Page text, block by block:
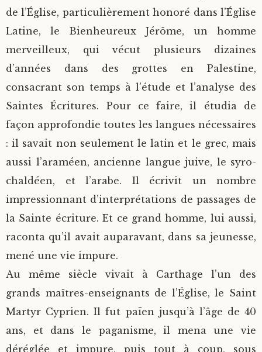
de l’Église, particulièrement honoré dans l’Église
Latine, le Bienheureux Jérôme, un homme
merveilleux, qui vécut plusieurs dizaines
d’années dans des grottes en Palestine,
consacrant son temps à l’étude et l’analyse des
Saintes Écritures. Pour ce faire, il étudia de
façon approfondie toutes les langues nécessaires
: il savait non seulement le latin et le grec, mais
aussi l’araméen, ancienne langue juive, le syro-
chaldéen, et l’arabe. Il écrivit un nombre
impressionnant d’interprétations de passages de
la Sainte écriture. Et ce grand homme, lui aussi,
raconta qu’il avait auparavant, dans sa jeunesse,
mené une vie impure.
Au même siècle vivait à Carthage l’un des
grands maîtres-enseignants de l’Église, le Saint
Martyr Cyprien. Il fut païen jusqu’à l’âge de 40
ans, et dans le paganisme, il mena une vie
déréglée et impure, puis tout à coup, sous